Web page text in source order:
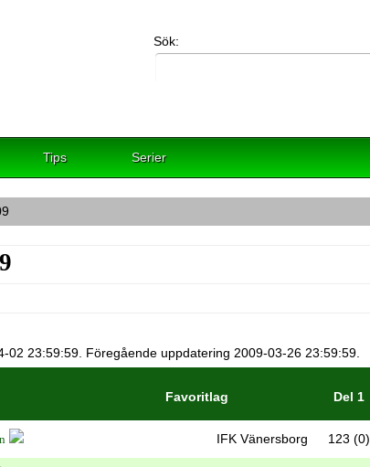
Sök:
Tips Serier
02 23:59:59. Föregående uppdatering 2009-03-26 23:59:59.
Favoritlag Del 1
IFK Vänersborg 123 (0)